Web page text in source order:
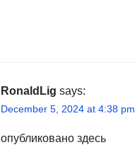
RonaldLig says:
December 5, 2024 at 4:38 pm
опубликовано здесь